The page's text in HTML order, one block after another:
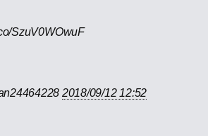
SzuV0WOwuF
2018/09/12 12:52